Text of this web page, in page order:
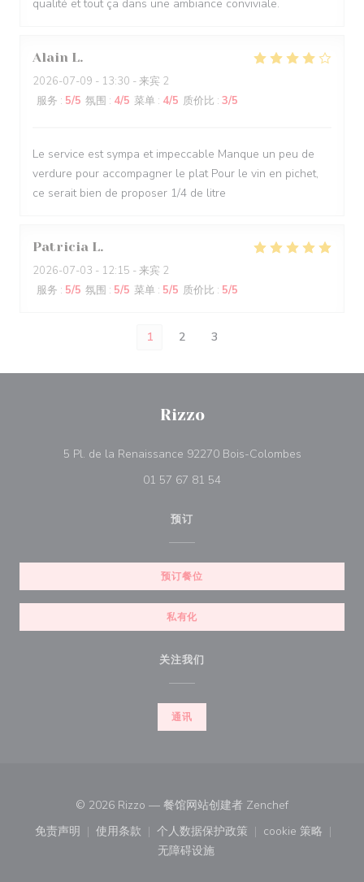
qualité et tout ça dans une ambiance conviviale.
Alain L
2026-07-09 - 13:30 - 来宾 2
服务 : 5/5 氛围 : 4/5 菜单 : 4/5 质价比 : 3/5
Le service est sympa et impeccable Manque un peu de
verdure pour accompagner le plat Pour le vin en pichet,
ce serait bien de proposer 1/4 de litre
Patricia L
2026-07-03 - 12:15 - 来宾 2
服务 : 5/5 氛围 : 5/5 菜单 : 5/5 质价比 : 5/5
1 2 3
Rizzo
5 Pl. de la Renaissance 92270 Bois-Colombes((在新窗口
01 57 67 81 54
预订
预订餐位
私有化
关注我们
通讯
© 2026 Rizzo — 餐馆网站创建者 Zenchef((在新窗口中
免责声明
((在新窗口中打开))
使用条款
((在新窗口中打开))
个人数据保护政策
((在新窗口中打开))
cookie 策略
((在新窗口
无障碍设施
((在新窗口中打开))